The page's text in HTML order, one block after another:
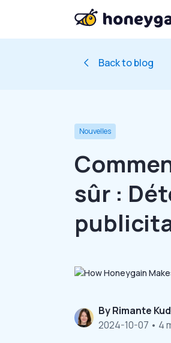
Back to blog
Nouvelles
sûr :
ByRimante
2024-10-07 • 4